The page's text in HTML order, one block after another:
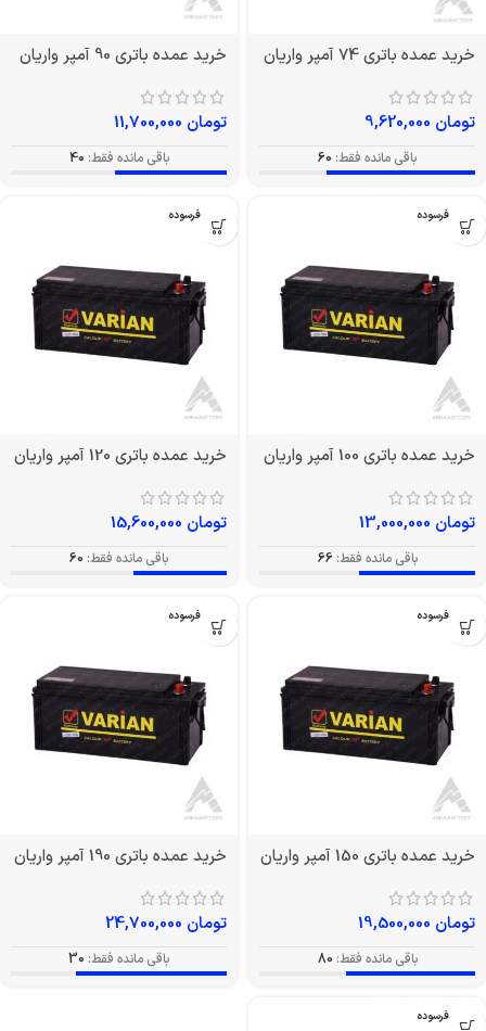
خرید عمده باتری 74 آمپر واریان
تومان
باقی مانده فقط: 60
خرید عمده باتری 90 آمپر واریان
تومان
باقی مانده فقط: 40
بدون فرسوده
خرید عمده باتری 100 آمپر واریان
تومان
باقی مانده فقط: 66
بدون فرسوده
خرید عمده باتری 120 آمپر واریان
تومان
باقی مانده فقط: 60
بدون فرسوده
خرید عمده باتری 150 آمپر واریان
تومان
باقی مانده فقط: 80
بدون فرسوده
خرید عمده باتری 190 آمپر واریان
تومان
باقی مانده فقط: 30
بدون فرسوده